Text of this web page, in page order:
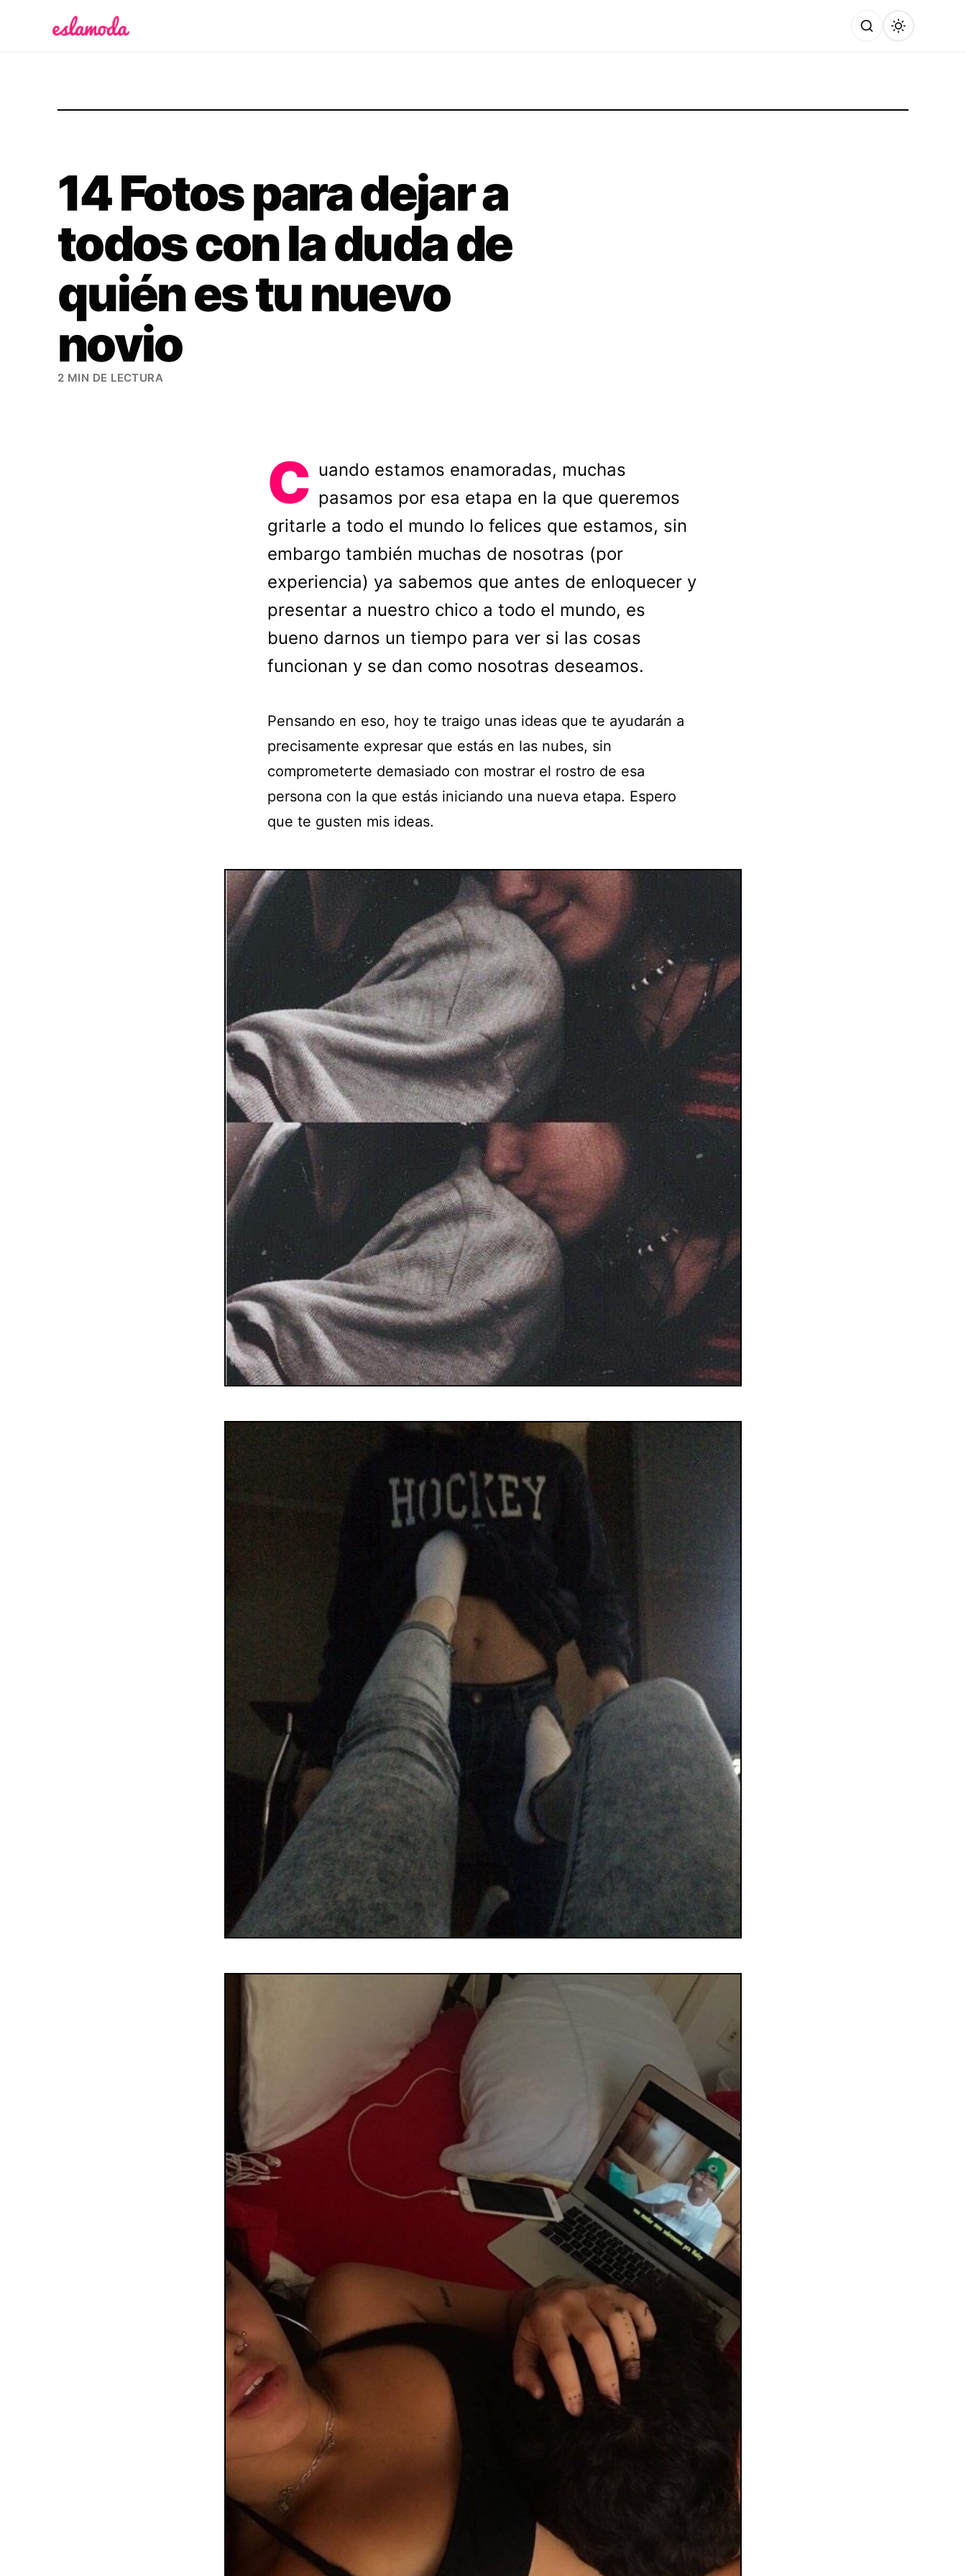
14 Fotos para dejar a
todos con la duda de
quién es tu nuevo
novio
2 MIN DE LECTURA
C uando estamos enamoradas, muchas
pasamos por esa etapa en la que queremos
gritarle a todo el mundo lo felices que estamos, sin
embargo también muchas de nosotras (por
experiencia) ya sabemos que antes de enloquecer y
presentar a nuestro chico a todo el mundo, es
bueno darnos un tiempo para ver si las cosas
funcionan y se dan como nosotras deseamos.
Pensando en eso, hoy te traigo unas ideas que te ayudarán a
precisamente expresar que estás en las nubes, sin
comprometerte demasiado con mostrar el rostro de esa
persona con la que estás iniciando una nueva etapa. Espero
que te gusten mis ideas.